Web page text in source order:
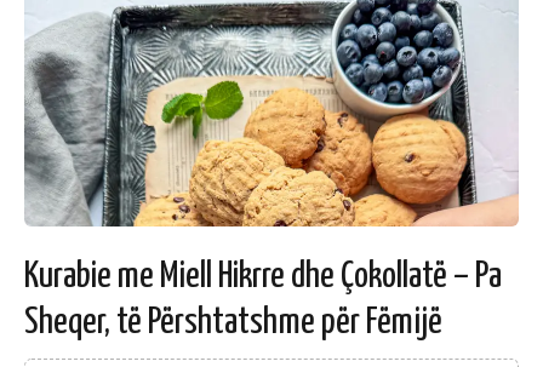
Kurabie me Miell Hikrre dhe Çokollatë – Pa
Sheqer, të Përshtatshme për Fëmijë